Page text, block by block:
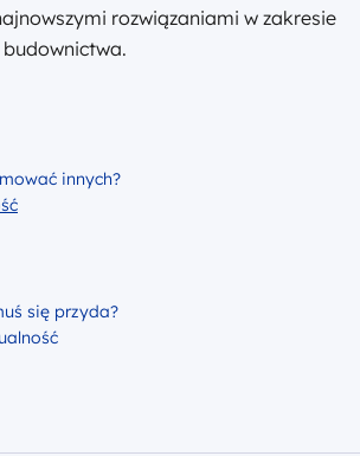
rozwiązaniami w zakresie
się przyda?
innych?